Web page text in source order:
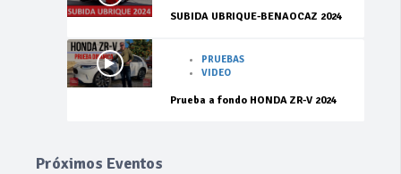
SUBIDA UBRIQUE-BENAOCAZ 2024
PRUEBAS
VIDEO
Prueba a fondo HONDA ZR-V 2024
Próximos Eventos